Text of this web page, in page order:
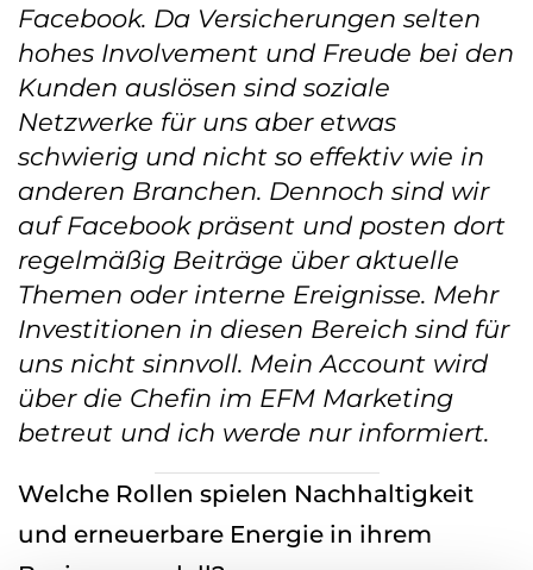
Facebook. Da Versicherungen selten
hohes Involvement und Freude bei den
Kunden auslösen sind soziale
Netzwerke für uns aber etwas
schwierig und nicht so effektiv wie in
anderen Branchen. Dennoch sind wir
auf Facebook präsent und posten dort
regelmäßig Beiträge über aktuelle
Themen oder interne Ereignisse. Mehr
Investitionen in diesen Bereich sind für
uns nicht sinnvoll. Mein Account wird
über die Chefin im EFM Marketing
betreut und ich werde nur informiert.
Welche Rollen spielen Nachhaltigkeit
und erneuerbare Energie in ihrem